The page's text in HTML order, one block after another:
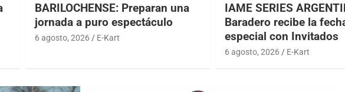
BARILOCHENSE: Preparan una
jornada a puro espectáculo
6 agosto, 2026 E-Kart
IAME SERIES
Baradero recibe la
especial con Invitados
6 agosto, 2026 E-Kart